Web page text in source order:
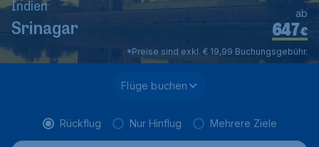
Indien
Srinagar €
647
ab
*Preise sind exkl. € 19,99 Buchungsgebühr.
Flüge buchen
Rückflug Nur Hinflug Mehrere Ziele